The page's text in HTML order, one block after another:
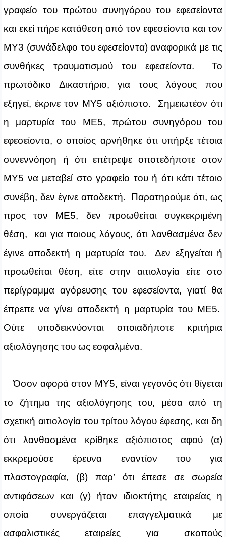
γραφείο του πρώτου συνηγόρου του εφεσείοντα
και εκεί πήρε κατάθεση από τον εφεσείοντα και τον
ΜΥ3 (συνάδελφο του εφεσείοντα) αναφορικά με τις
συνθήκες τραυματισμού του εφεσείοντα. Το
πρωτόδικο Δικαστήριο, για τους λόγους που
εξηγεί, έκρινε τον ΜΥ5 αξιόπιστο. Σημειωτέον ότι
η μαρτυρία του ΜΕ5, πρώτου συνηγόρου του
εφεσείοντα, ο οποίος αρνήθηκε ότι υπήρξε τέτοια
συνεννόηση ή ότι επέτρεψε οποτεδήποτε στον
ΜΥ5 να μεταβεί στο γραφείο του ή ότι κάτι τέτοιο
συνέβη, δεν έγινε αποδεκτή. Παρατηρούμε ότι, ως
προς τον ΜΕ5, δεν προωθείται συγκεκριμένη
θέση, και για ποιους λόγους, ότι λανθασμένα δεν
έγινε αποδεκτή η μαρτυρία του. Δεν εξηγείται ή
προωθείται θέση, είτε στην αιτιολογία είτε στο
περίγραμμα αγόρευσης του εφεσείοντα, γιατί θα
έπρεπε να γίνει αποδεκτή η μαρτυρία του ΜΕ5.
Ούτε υποδεικνύονται οποιαδήποτε κριτήρια
αξιολόγησης του ως εσφαλμένα.
Όσον αφορά στον ΜΥ5, είναι γεγονός ότι θίγεται
το ζήτημα της αξιολόγησης του, μέσα από τη
σχετική αιτιολογία του τρίτου λόγου έφεσης, και δη
ότι λανθασμένα κρίθηκε αξιόπιστος αφού (α)
εκκρεμούσε έρευνα εναντίον του για
πλαστογραφία, (β) παρ’ ότι έπεσε σε σωρεία
αντιφάσεων και (γ) ήταν ιδιοκτήτης εταιρείας η
οποία συνεργάζεται επαγγελματικά με
ασφαλιστικές εταιρείες για σκοπούς